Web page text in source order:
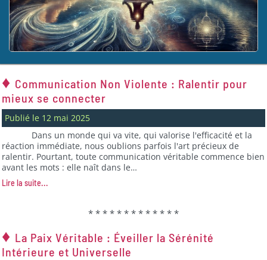
♦ Communication Non Violente : Ralentir pour
mieux se connecter
Publié le 12 mai 2025
Dans un monde qui va vite, qui valorise l'efficacité et la
réaction immédiate, nous oublions parfois l'art précieux de
ralentir. Pourtant, toute communication véritable commence bien
avant les mots : elle naît dans le…
Lire la suite...
* * * * * * * * * * * * *
♦ La Paix Véritable : Éveiller la Sérénité
Intérieure et Universelle